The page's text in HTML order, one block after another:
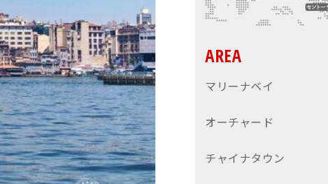
AREA
マリーナベイ
オーチャード
チャイナタウン